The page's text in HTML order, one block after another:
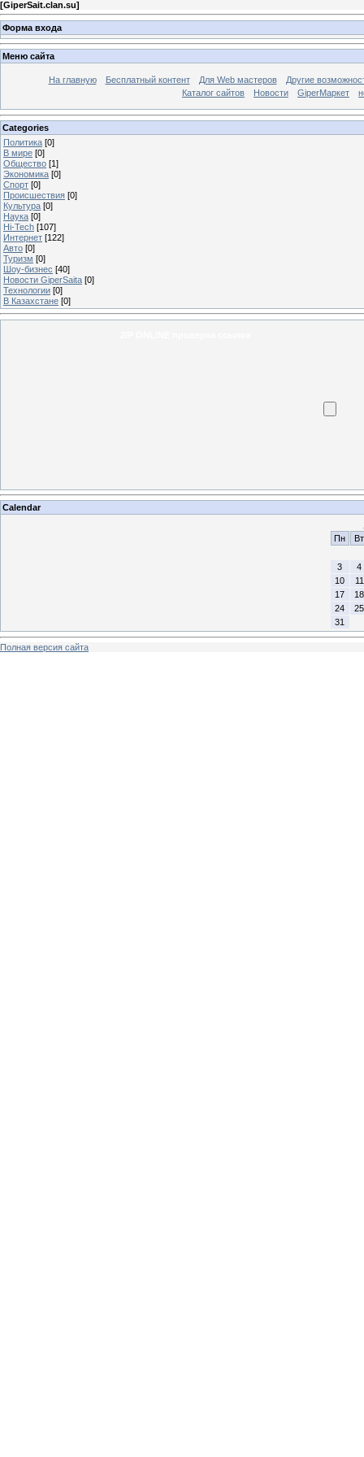
[GiperSait.clan.su]
Форма входа
Меню сайта
На главную Бесплатный контент Для Web мастеров
Другие
Каталог сайтов
Новости GiperМаркет
Categories
Политика [0]
В мире [0]
Общество [1]
Экономика [0]
Спорт [0]
Происшествия [0]
Культура [0]
Наука [0]
Hi-Tech [107]
Интернет [122]
Авто [0]
Туризм [0]
Шоу-бизнес [40]
Новости GiperSaita [0]
Технологии [0]
В Казахстане [0]
Calendar
Пн
Вт
3
4
10
11
17
18
24
25
31
Полная версия сайта